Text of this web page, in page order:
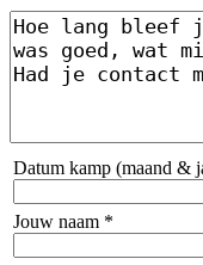
Datum kamp (maand &
Jouw naam *